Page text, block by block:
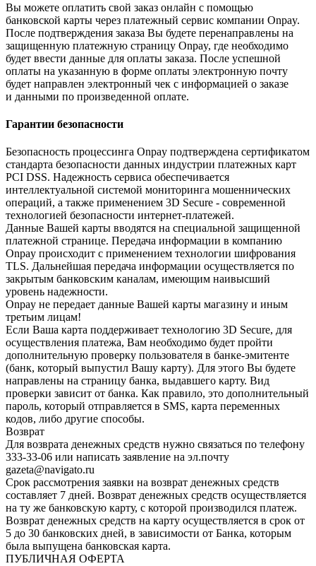
Вы можете оплатить свой заказ онлайн с помощью
банковской карты через платежный сервис компании Onpay.
После подтверждения заказа Вы будете перенаправлены на
защищенную платежную страницу Onpay, где необходимо
будет ввести данные для оплаты заказа. После успешной
оплаты на указанную в форме оплаты электронную почту
будет направлен электронный чек с информацией о заказе
и данными по произведенной оплате.
Гарантии безопасности
Безопасность процессинга Onpay подтверждена сертификатом
стандарта безопасности данных индустрии платежных карт
PCI DSS. Надежность сервиса обеспечивается
интеллектуальной системой мониторинга мошеннических
операций, а также применением 3D Secure - современной
технологией безопасности интернет-платежей.
Данные Вашей карты вводятся на специальной защищенной
платежной странице. Передача информации в компанию
Onpay происходит с применением технологии шифрования
TLS. Дальнейшая передача информации осуществляется по
закрытым банковским каналам, имеющим наивысший
уровень надежности.
Onpay не передает данные Вашей карты магазину и иным
третьим лицам!
Если Ваша карта поддерживает технологию 3D Secure, для
осуществления платежа, Вам необходимо будет пройти
дополнительную проверку пользователя в банке-эмитенте
(банк, который выпустил Вашу карту). Для этого Вы будете
направлены на страницу банка, выдавшего карту. Вид
проверки зависит от банка. Как правило, это дополнительный
пароль, который отправляется в SMS, карта переменных
кодов, либо другие способы.
Возврат
Для возврата денежных средств нужно связаться по телефону
333-33-06 или написать заявление на эл.почту
gazeta@navigato.ru
Срок рассмотрения заявки на возврат денежных средств
составляет 7 дней. Возврат денежных средств осуществляется
на ту же банковскую карту, с которой производился платеж.
Возврат денежных средств на карту осуществляется в срок от
5 до 30 банковских дней, в зависимости от Банка, которым
была выпущена банковская карта.
ПУБЛИЧНАЯ ОФЕРТА